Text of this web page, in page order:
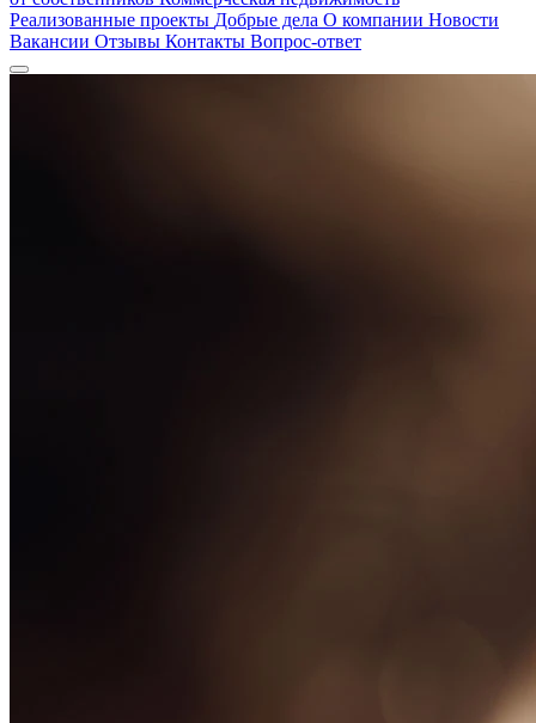
Реализованные проекты Добрые дела О компании Новости
Вакансии Отзывы Контакты Вопрос-ответ